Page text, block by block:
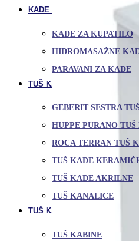
KADE I PARAVANI
KADE ZA KUPATILO
HIDROMASAŽNE
PARAVANI ZA KADE
TUŠ KADE I TUŠ KANALICE
GEBERIT SESTRA
HUPPE PURANO TUŠ
ROCA TERRAN TUŠ
TUŠ KADE
TUŠ KADE AKRILNE
TUŠ KANALICE
TUŠ KABINE I PARAVANI
TUŠ KABINE